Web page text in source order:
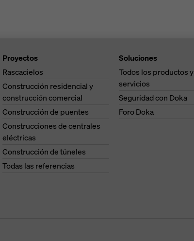
Proyectos
Rascacielos
Construcción residencial y
construcción comercial
Construcción de puentes
Construcciones de centrales
eléctricas
Construcción de túneles
Todas las referencias
Soluciones
Todos los productos y
servicios
Seguridad con Doka
Foro Doka